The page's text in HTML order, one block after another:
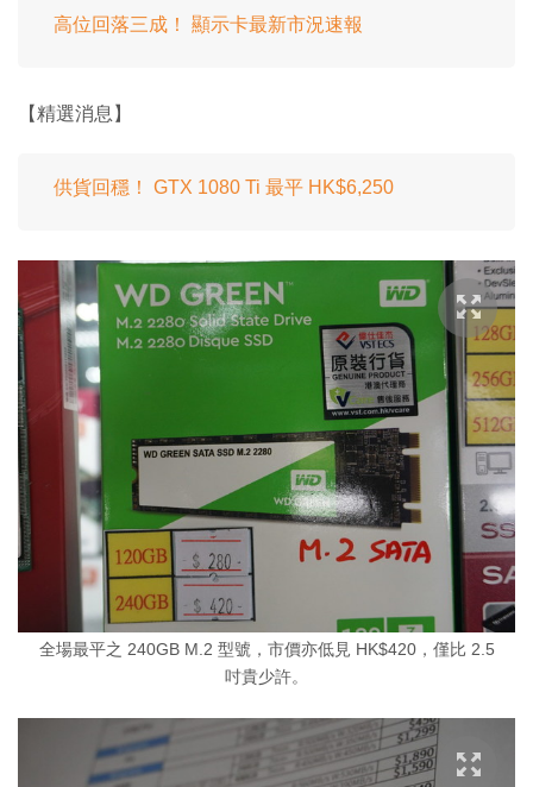
高位回落三成！ 顯示卡最新市況速報
【精選消息】
供貨回穩！ GTX 1080 Ti 最平 HK$6,250
全場最平之 240GB M.2 型號，市價亦低見 HK$420，僅比 2.5
吋貴少許。